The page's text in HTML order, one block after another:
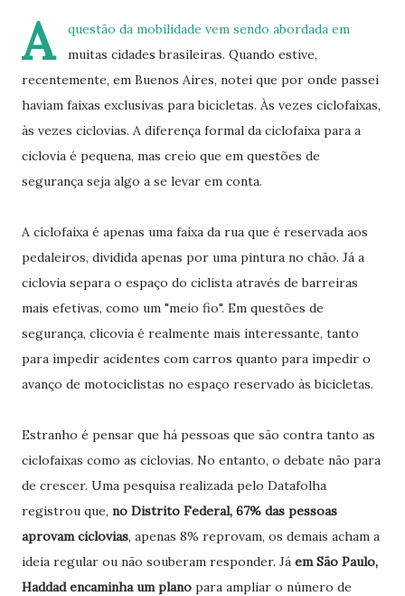
A
questão da mobilidade vem sendo abordada em
muitas cidades brasileiras. Quando estive,
recentemente, em Buenos Aires, notei que por onde passei
haviam faixas exclusivas para bicicletas. Às vezes ciclofaixas,
às vezes ciclovias. A diferença formal da ciclofaixa para a
ciclovia é pequena, mas creio que em questões de
segurança seja algo a se levar em conta.
A ciclofaixa é apenas uma faixa da rua que é reservada aos
pedaleiros, dividida apenas por uma pintura no chão. Já a
ciclovia separa o espaço do ciclista através de barreiras
mais efetivas, como um "meio fio". Em questões de
segurança, clicovia é realmente mais interessante, tanto
para impedir acidentes com carros quanto para impedir o
avanço de motociclistas no espaço reservado às bicicletas.
Estranho é pensar que há pessoas que são contra tanto as
ciclofaixas como as ciclovias. No entanto, o debate não para
de crescer. Uma pesquisa realizada pelo Datafolha
registrou que, no Distrito Federal, 67% das pessoas
aprovam ciclovias, apenas 8% reprovam, os demais acham a
ideia regular ou não souberam responder. Já em São Paulo,
Haddad encaminha um plano para ampliar o número de